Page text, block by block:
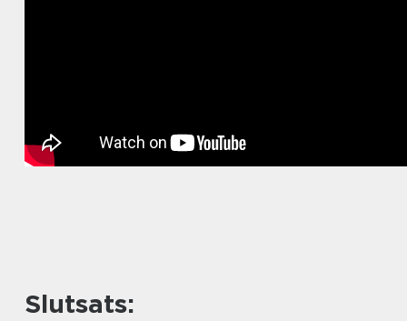
Slutsats: